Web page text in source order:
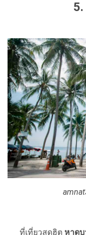
ที่เที่ยวสุดฮิต หาด